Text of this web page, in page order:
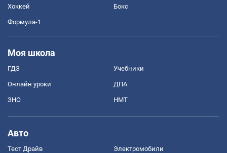
Хоккей Бокс
Формула-1
Моя школа
ГДЗ Учебники
Онлайн уроки ДПА
ЗНО НМТ
Авто
Тест Драйв Электромобили